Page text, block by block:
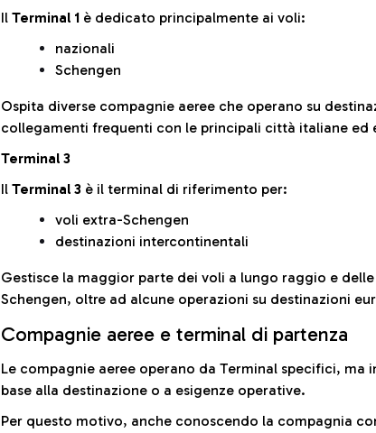
Il Terminal 1 è dedicato principalmente ai voli:
nazionali
Schengen
Ospita diverse compagnie aeree che operano su
collegamenti frequenti con le principali città italiane ed
Terminal 3
Il Terminal 3 è il terminal di riferimento per:
voli extra-Schengen
destinazioni intercontinentali
Gestisce la maggior parte dei voli a lungo raggio e
Schengen, oltre ad alcune operazioni su destinazioni
Compagnie aeree e terminal di partenza
Le compagnie aeree operano da Terminal specifici, ma
base alla destinazione o a esigenze operative.
Per questo motivo, anche conoscendo la compagnia